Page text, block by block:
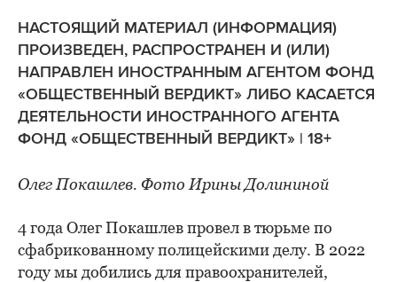
НАСТОЯЩИЙ МАТЕРИАЛ (ИНФОРМАЦИЯ)
ПРОИЗВЕДЕН, РАСПРОСТРАНЕН И (ИЛИ)
НАПРАВЛЕН ИНОСТРАННЫМ АГЕНТОМ ФОНД
«ОБЩЕСТВЕННЫЙ ВЕРДИКТ» ЛИБО КАСАЕТСЯ
ДЕЯТЕЛЬНОСТИ ИНОСТРАННОГО АГЕНТА
ФОНД «ОБЩЕСТВЕННЫЙ ВЕРДИКТ» | 18+
Олег Покашлев. Фото Ирины Долининой
4 года Олег Покашлев провел в тюрьме по
сфабрикованному полицейскими делу. В 2022
году мы добились для правоохранителей,